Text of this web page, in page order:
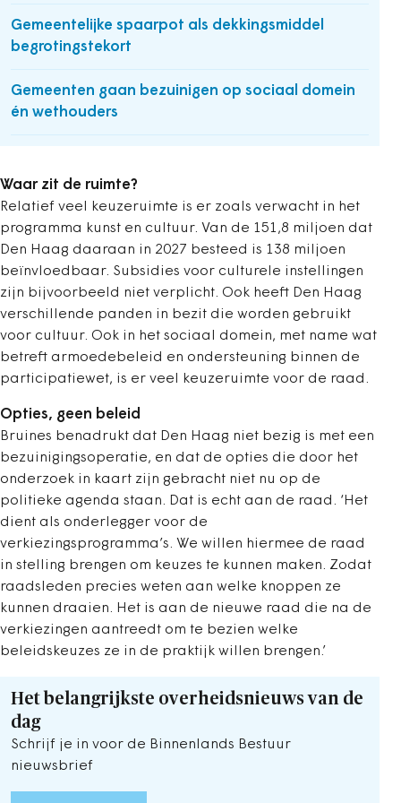
Gemeentelijke spaarpot als dekkingsmiddel
begrotingstekort
Gemeenten gaan bezuinigen op sociaal domein
én wethouders
Waar zit de ruimte?
Relatief veel keuzeruimte is er zoals verwacht in het
programma kunst en cultuur. Van de 151,8 miljoen dat
Den Haag daaraan in 2027 besteed is 138 miljoen
beïnvloedbaar. Subsidies voor culturele instellingen
zijn bijvoorbeeld niet verplicht. Ook heeft Den Haag
verschillende panden in bezit die worden gebruikt
voor cultuur. Ook in het sociaal domein, met name wat
betreft armoedebeleid en ondersteuning binnen de
participatiewet, is er veel keuzeruimte voor de raad.
Opties, geen beleid
Bruines benadrukt dat Den Haag niet bezig is met een
bezuinigingsoperatie, en dat de opties die door het
onderzoek in kaart zijn gebracht niet nu op de
politieke agenda staan. Dat is echt aan de raad. ‘Het
dient als onderlegger voor de
verkiezingsprogramma’s. We willen hiermee de raad
in stelling brengen om keuzes te kunnen maken. Zodat
raadsleden precies weten aan welke knoppen ze
kunnen draaien. Het is aan de nieuwe raad die na de
verkiezingen aantreedt om te bezien welke
beleidskeuzes ze in de praktijk willen brengen.’
Het belangrijkste overheidsnieuws van de
dag
Schrijf je in voor de Binnenlands Bestuur
nieuwsbrief